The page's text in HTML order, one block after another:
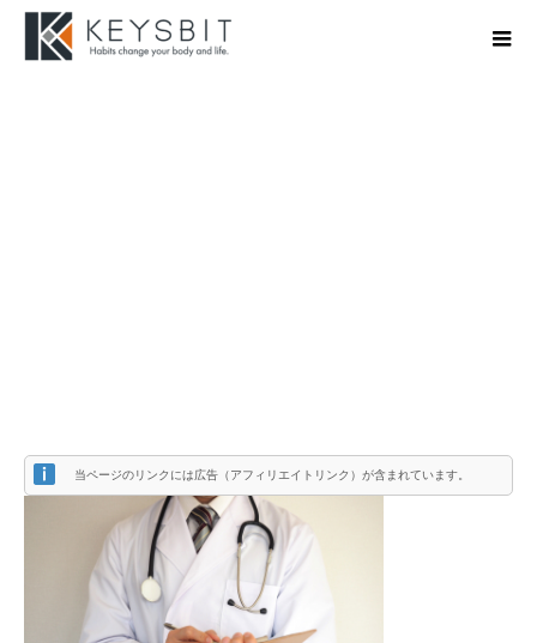
当ページのリンクには広告（アフィリエイトリンク）が含まれています。